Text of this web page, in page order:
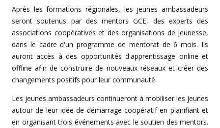
Après les formations régionales, les jeunes ambassadeurs
seront soutenus par des mentors GCE, des experts des
associations coopératives et des organisations de jeunesse,
dans le cadre d'un programme de mentorat de 6 mois. Ils
auront accès à des opportunités d'apprentissage online et
offline afin de construire de nouveaux réseaux et créer des
changements positifs pour leur communauté.
Les jeunes ambassadeurs continueront à mobiliser les jeunes
autour de leur idée de démarrage coopératif en planifiant et
en organisant trois événements avec le soutien des mentors.